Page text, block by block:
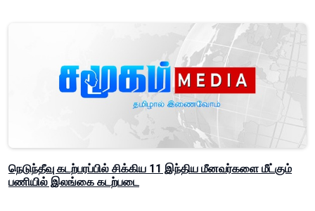
நெடுந்தீவு கடற்பரப்பில் சிக்கிய 11 இந்திய மீனவர்களை மீட்கும்
பணியில் இலங்கை கடற்படை